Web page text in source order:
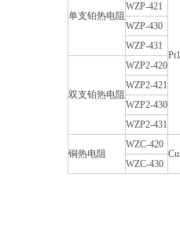
单支铂热电阻
WZP-421
WZP-430
WZP-431
双支铂热电阻
WZP2-420
WZP2-421
WZP2-430
WZP2-431
铜热电阻
WZC-420
WZC-430